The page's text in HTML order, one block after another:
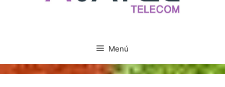
Menú